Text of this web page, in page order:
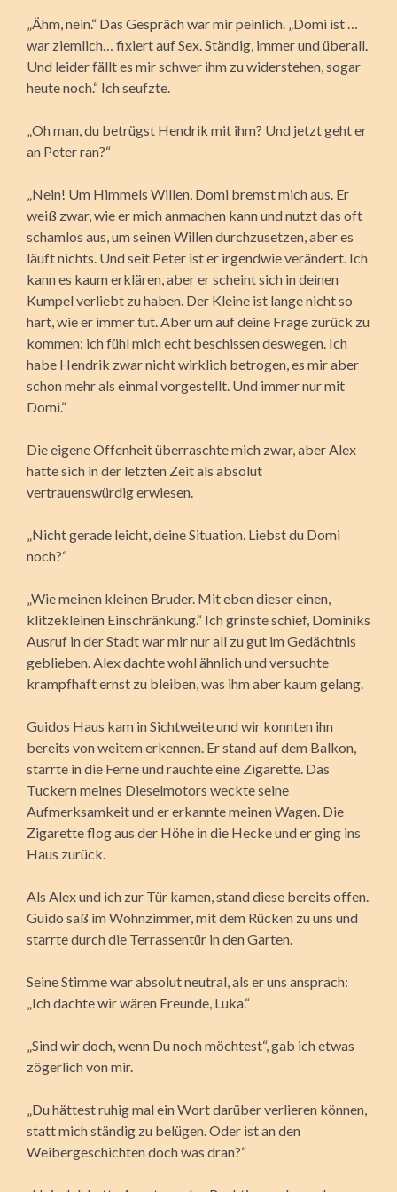
„Ähm, nein.“ Das Gespräch war mir peinlich. „Domi ist …
war ziemlich… fixiert auf Sex. Ständig, immer und überall.
Und leider fällt es mir schwer ihm zu widerstehen, sogar
heute noch.“ Ich seufzte.
„Oh man, du betrügst Hendrik mit ihm? Und jetzt geht er
an Peter ran?“
„Nein! Um Himmels Willen, Domi bremst mich aus. Er
weiß zwar, wie er mich anmachen kann und nutzt das oft
schamlos aus, um seinen Willen durchzusetzen, aber es
läuft nichts. Und seit Peter ist er irgendwie verändert. Ich
kann es kaum erklären, aber er scheint sich in deinen
Kumpel verliebt zu haben. Der Kleine ist lange nicht so
hart, wie er immer tut. Aber um auf deine Frage zurück zu
kommen: ich fühl mich echt beschissen deswegen. Ich
habe Hendrik zwar nicht wirklich betrogen, es mir aber
schon mehr als einmal vorgestellt. Und immer nur mit
Domi.“
Die eigene Offenheit überraschte mich zwar, aber Alex
hatte sich in der letzten Zeit als absolut
vertrauenswürdig erwiesen.
„Nicht gerade leicht, deine Situation. Liebst du Domi
noch?“
„Wie meinen kleinen Bruder. Mit eben dieser einen,
klitzekleinen Einschränkung.“ Ich grinste schief, Dominiks
Ausruf in der Stadt war mir nur all zu gut im Gedächtnis
geblieben. Alex dachte wohl ähnlich und versuchte
krampfhaft ernst zu bleiben, was ihm aber kaum gelang.
Guidos Haus kam in Sichtweite und wir konnten ihn
bereits von weitem erkennen. Er stand auf dem Balkon,
starrte in die Ferne und rauchte eine Zigarette. Das
Tuckern meines Dieselmotors weckte seine
Aufmerksamkeit und er erkannte meinen Wagen. Die
Zigarette flog aus der Höhe in die Hecke und er ging ins
Haus zurück.
Als Alex und ich zur Tür kamen, stand diese bereits offen.
Guido saß im Wohnzimmer, mit dem Rücken zu uns und
starrte durch die Terrassentür in den Garten.
Seine Stimme war absolut neutral, als er uns ansprach:
„Ich dachte wir wären Freunde, Luka.“
„Sind wir doch, wenn Du noch möchtest“, gab ich etwas
zögerlich von mir.
„Du hättest ruhig mal ein Wort darüber verlieren können,
statt mich ständig zu belügen. Oder ist an den
Weibergeschichten doch was dran?“